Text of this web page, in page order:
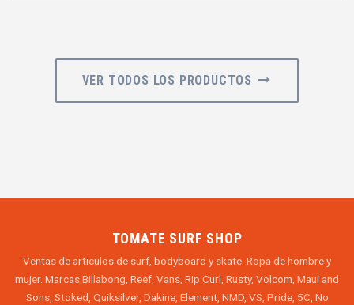
VER TODOS LOS PRODUCTOS
TOMATE SURF SHOP
Ventas de articulos de surf, bodyboard y skate. Ropa de hombre y
mujer. Marcas Billabong, Reef, Vans, Rip Curl, Rusty, Volcom, Maui and
Sons, Stoked, Quiksilver, Dakine, Element, NMD, VS, Pride, 5C, No